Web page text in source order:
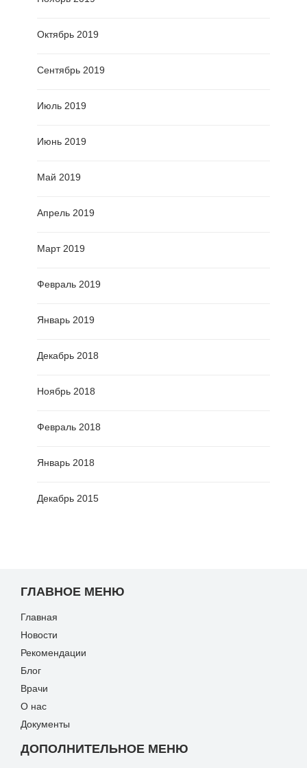
Октябрь 2019
Сентябрь 2019
Июль 2019
Июнь 2019
Май 2019
Апрель 2019
Март 2019
Февраль 2019
Январь 2019
Декабрь 2018
Ноябрь 2018
Февраль 2018
Январь 2018
Декабрь 2015
ГЛАВНОЕ МЕНЮ
Главная
Новости
Рекомендации
Блог
Врачи
О нас
Документы
ДОПОЛНИТЕЛЬНОЕ МЕНЮ